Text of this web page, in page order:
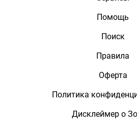
Помощь
Поиск
Правила
Оферта
Политика
Дисклеймер о